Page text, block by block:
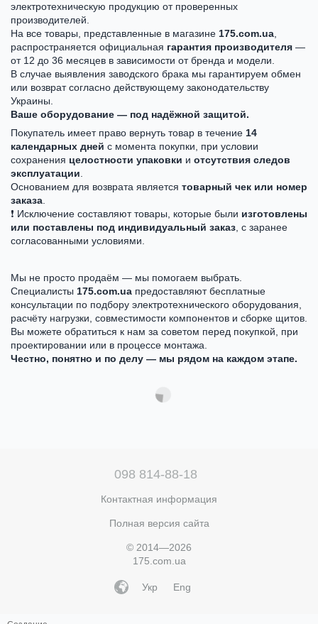
электротехническую продукцию от проверенных
производителей.
На все товары, представленные в магазине 175.com.ua,
распространяется официальная гарантия производителя —
от 12 до 36 месяцев в зависимости от бренда и модели.
В случае выявления заводского брака мы гарантируем обмен
или возврат согласно действующему законодательству
Украины.
Ваше оборудование — под надёжной защитой.
Покупатель имеет право вернуть товар в течение 14
календарных дней с момента покупки, при условии
сохранения целостности упаковки и отсутствия следов
эксплуатации.
Основанием для возврата является товарный чек или номер
заказа.
❗ Исключение составляют товары, которые были изготовлены
или поставлены под индивидуальный заказ, с заранее
согласованными условиями.
Мы не просто продаём — мы помогаем выбрать.
Специалисты 175.com.ua предоставляют бесплатные
консультации по подбору электротехнического оборудования,
расчёту нагрузки, совместимости компонентов и сборке щитов.
Вы можете обратиться к нам за советом перед покупкой, при
проектировании или в процессе монтажа.
Честно, понятно и по делу — мы рядом на каждом этапе.
098 814-88-18
Контактная информация
Полная версия сайта
© 2014—2026
175.com.ua
Укр Eng